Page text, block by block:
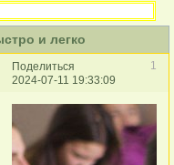
и легко
Поделиться
1
2024-07-11 19:33:09